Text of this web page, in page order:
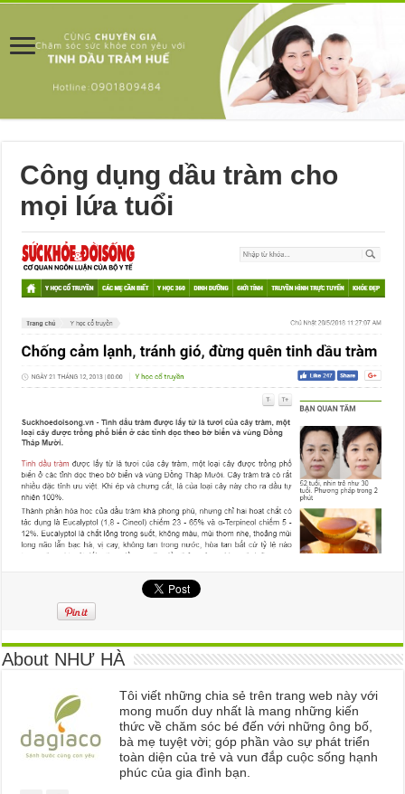
Công dụng dầu tràm cho
mọi lứa tuổi
About NHƯ HÀ
Tôi viết những chia sẻ trên trang web này với
mong muốn duy nhất là mang những kiến
thức về chăm sóc bé đến với những ông bố,
bà mẹ tuyệt vời; góp phần vào sự phát triển
toàn diện của trẻ và vun đắp cuộc sống hạnh
phúc của gia đình bạn.